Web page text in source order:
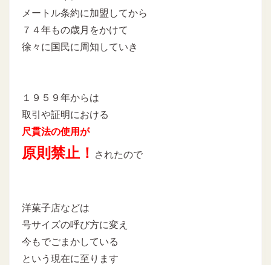
メートル条約に加盟してから
７４年もの歳月をかけて
徐々に国民に周知していき
１９５９年からは
取引や証明における
尺貫法の使用が
原則禁止！ されたので
洋菓子店などは
号サイズの呼び方に変え
今もでごまかしている
という現在に至ります